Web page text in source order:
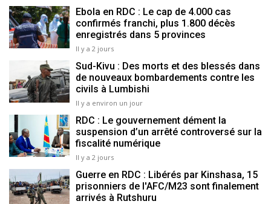
Ebola en RDC : Le cap de 4.000 cas
confirmés franchi, plus 1.800 décès
enregistrés dans 5 provinces
Il y a 2 jours
Sud-Kivu : Des morts et des blessés dans
de nouveaux bombardements contre les
civils à Lumbishi
Il y a environ un jour
RDC : Le gouvernement dément la
suspension d’un arrêté controversé sur la
fiscalité numérique
Il y a 2 jours
Guerre en RDC : Libérés par Kinshasa, 15
prisonniers de l'AFC/M23 sont finalement
arrivés à Rutshuru